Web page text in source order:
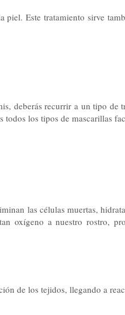
Este tratamiento sirve
deberás recurrir a un tipo de
todos los tipos de mascarillas
las células muertas,
oxígeno a nuestro rostro,
de los tejidos, llegando a